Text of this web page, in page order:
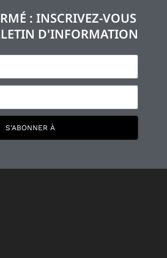
: INSCRIVEZ-VOUS
D'INFORMATION
S'ABONNER À